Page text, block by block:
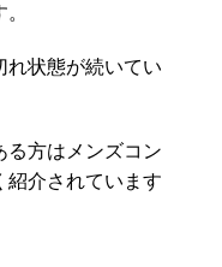
れ状態が続いてい
る方はメンズコン
紹介されています